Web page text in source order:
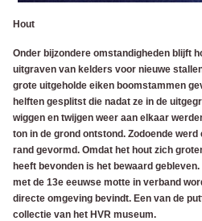
Hout
Onder bijzondere omstandigheden blijft
uitgraven van kelders voor nieuwe
grote uitgeholde eiken boomstammen
helften gesplitst die nadat ze in de
wiggen en twijgen weer aan elkaar
ton in de grond ontstond. Zodoende
rand gevormd. Omdat het hout zich
heeft bevonden is het bewaard
met de 13e eeuwse motte in verband
directe omgeving bevindt. Een van de
collectie van het HVR museum.